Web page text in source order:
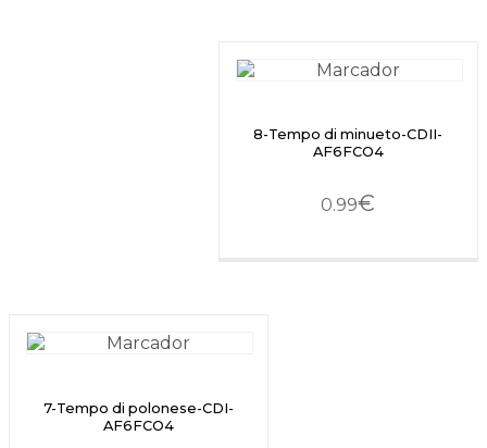
8-Tempo di minueto-CDII-
AF6FCO4
0.99€
7-Tempo di polonese-CDI-
AF6FCO4